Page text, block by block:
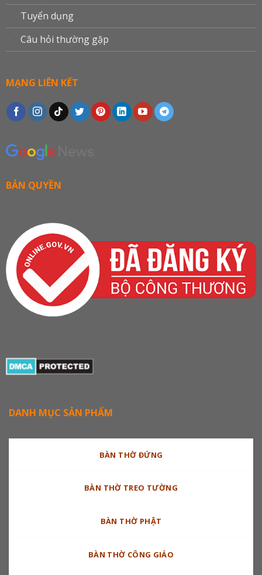
Tuyển dụng
Câu hỏi thường gặp
MẠNG LIÊN KẾT
BẢN QUYỀN
DANH MỤC SẢN PHẨM
BÀN THỜ ĐỨNG
BÀN THỜ TREO TƯỜNG
BÀN THỜ PHẬT
BÀN THỜ CÔNG GIÁO